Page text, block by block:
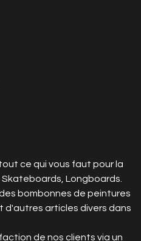
ce qui vous faut pour la
Longboards.
bombonnes de peintures
articles divers dans
de nos clients via un